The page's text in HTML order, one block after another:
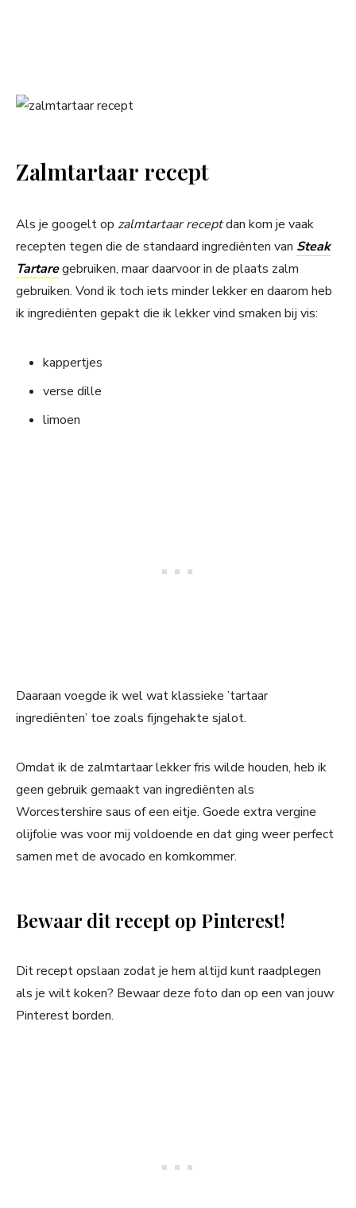
Zalmtartaar recept
Als je googelt op zalmtartaar receptdan kom je vaak
recepten tegen die de standaard ingrediënten van Steak
Tartaregebruiken, maar daarvoor in de plaats zalm
gebruiken. Vond ik toch iets minder lekker en daarom heb
ik ingrediënten gepakt die ik lekker vind smaken bij vis:
kappertjes
verse dille
limoen
Daaraan voegde ik wel wat klassieke ’tartaar
ingrediënten’ toe zoals fijngehakte sjalot.
Omdat ik de zalmtartaar lekker fris wilde houden, heb ik
geen gebruik gemaakt van ingrediënten als
Worcestershire saus of een eitje. Goede extra vergine
olijfolie was voor mij voldoende en dat ging weer perfect
samen met de avocado en komkommer.
Bewaar dit recept op Pinterest!
Dit recept opslaan zodat je hem altijd kunt raadplegen
als je wilt koken? Bewaar deze foto dan op een van jouw
Pinterest borden.